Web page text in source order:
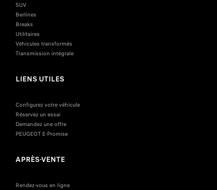
SUV
Berlines
Breaks
Utilitaires
Véhicules transformés
Transmission intégrale
LIENS UTILES
Configurez votre véhicule
Réservez un essai
Demandez une offre
PEUGEOT E-Promise
APRÈS-VENTE
Rendez-vous en ligne